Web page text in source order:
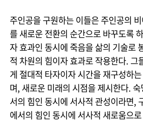
주인공을 구원하는 이들은 주인공의
를 새로운 전환의 순간으로 바꾸도록
자 효과인 동시에 죽음을 삶의 기술로
적 차원의 힘이자 효과로 작용한다. 그
게 절대적 타자이자 시간을 재구성하
며, 새로운 미래의 시점을 제시한다.
서의 힘인 동시에 서사적 관성이라면,
에서의 힘인 동시에 서사적 새로움으